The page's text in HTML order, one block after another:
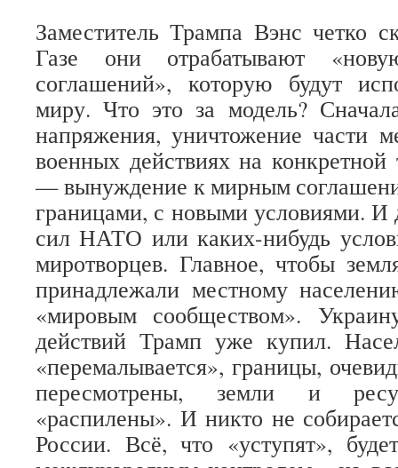
Заместитель Трампа Вэнс четко
Газе они отрабатывают
соглашений», которую будут
миру. Что это за модель?
напряжения, уничтожение части
военных действиях на
— вынуждение к мирным
границами, с новыми условиями. И
сил НАТО или каких-нибудь
миротворцев. Главное, чтобы
принадлежали местному
«мировым сообществом».
действий Трамп уже купил.
«перемалывается», границы,
пересмотрены, земли и
«распилены». И никто не
России. Всё, что «уступят»,